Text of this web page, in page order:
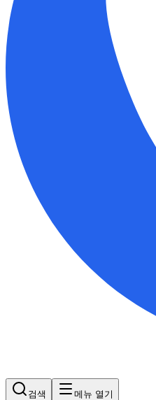
검색 메뉴 열기